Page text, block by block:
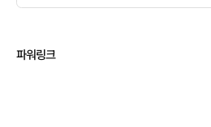
파워링크